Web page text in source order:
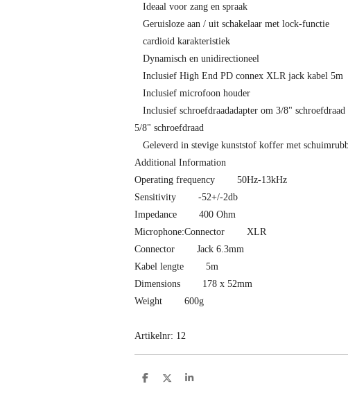
Ideaal voor zang en spraak
Geruisloze aan / uit schakelaar met lock-functie
cardioid karakteristiek
Dynamisch en unidirectioneel
Inclusief High End PD connex XLR jack kabel 5m
Inclusief microfoon houder
Inclusief schroefdraadadapter om 3/8" schroefdraad
5/8" schroefdraad
Geleverd in stevige kunststof koffer met
Additional Information
Operating frequency 50Hz-13kHz
Sensitivity -52+/-2db
Impedance 400 Ohm
Microphone:Connector XLR
Connector Jack 6.3mm
Kabel lengte 5m
Dimensions 178 x 52mm
Weight 600g
Artikelnr: 12
D
D
S